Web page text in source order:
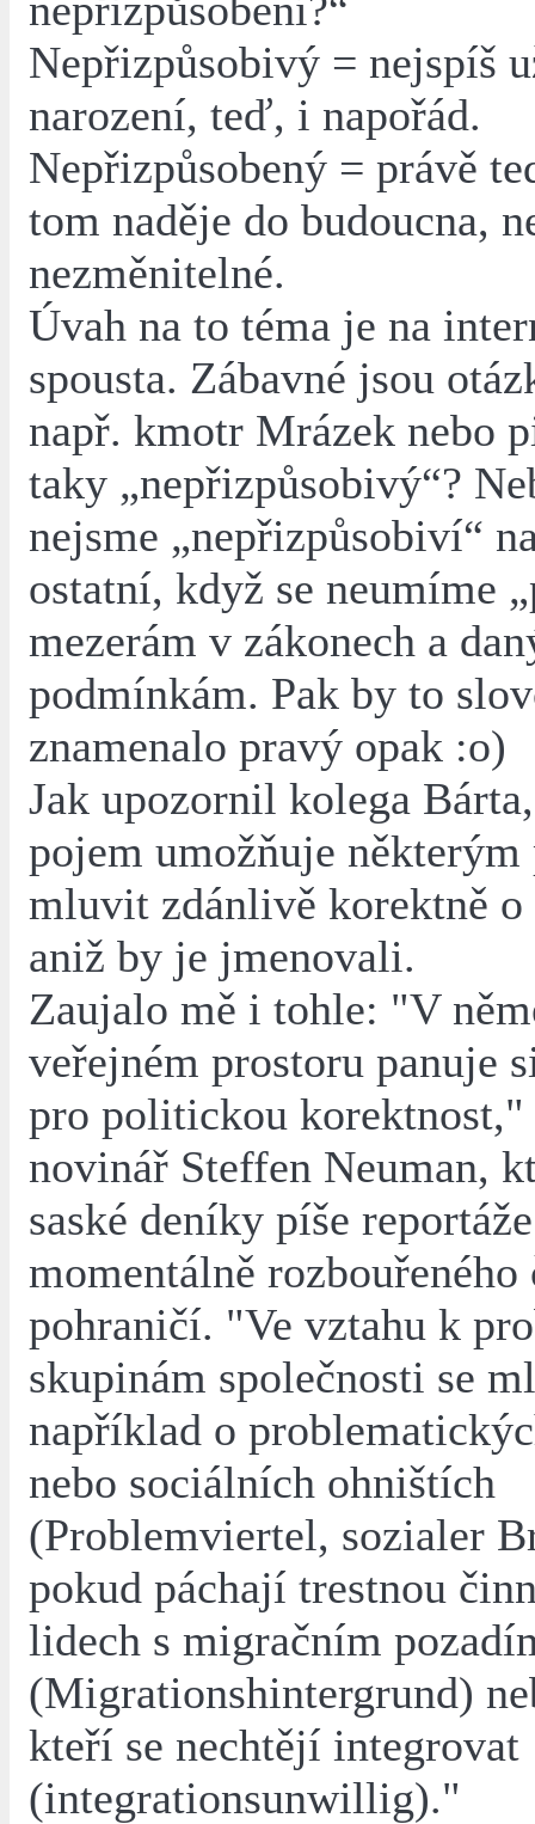
nepřizpůsobení?“
Nepřizpůsobivý = nejspíš
narození, teď, i napořád.
Nepřizpůsobený = právě
tom naděje do budoucna,
nezměnitelné.
Úvah na to téma je na
spousta. Zábavné jsou
např. kmotr Mrázek nebo
taky „nepřizpůsobivý“?
nejsme „nepřizpůsobiví“
ostatní, když se neumíme
mezerám v zákonech a
podmínkám. Pak by to
znamenalo pravý opak :o)
Jak upozornil kolega
pojem umožňuje
mluvit zdánlivě korektně o
aniž by je jmenovali.
Zaujalo mě i tohle: "V
veřejném prostoru panuje
pro politickou
novinář Steffen Neuman,
saské deníky píše
momentálně rozbouřeného
pohraničí. "Ve vztahu k
skupinám společnosti se
například o
nebo sociálních ohništích
(Problemviertel, sozialer
pokud páchají trestnou
lidech s migračním
(Migrationshintergrund)
kteří se nechtějí integrovat
(integrationsunwillig)."